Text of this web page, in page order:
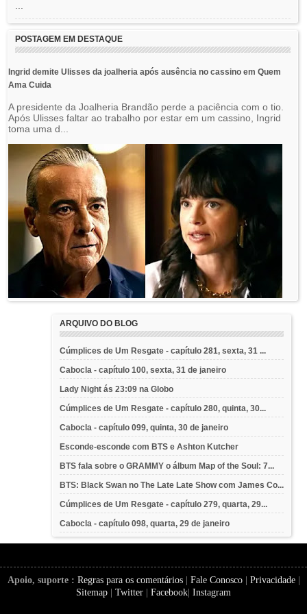
...
POSTAGEM EM DESTAQUE
Ingrid demite Ulisses da joalheria após ausência no cassino em Quem
Ama Cuida
A presidente da Joalheria Brandão perde a paciência com o tio.
Após Ulisses faltar ao trabalho por estar em um cassino, Ingrid
toma uma d...
ARQUIVO DO BLOG
Cúmplices de Um Resgate - capítulo 281, sexta, 31 ...
Cabocla - capítulo 100, sexta, 31 de janeiro
Lady Night ás 23:09 na Globo
Cúmplices de Um Resgate - capítulo 280, quinta, 30...
Cabocla - capítulo 099, quinta, 30 de janeiro
Esconde-esconde com BTS e Ashton Kutcher
BTS fala sobre o GRAMMY o álbum Map of the Soul: 7...
BTS: Black Swan no The Late Late Show com James Co...
Cúmplices de Um Resgate - capítulo 279, quarta, 29...
Cabocla - capítulo 098, quarta, 29 de janeiro
Apoio, suporte : Regras para os comentários| Fale Conosco| Privacidade|
Sitemap
Twitter Facebook Instagram